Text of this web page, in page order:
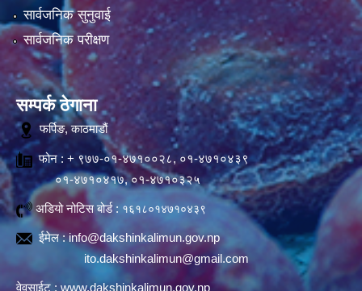
सार्वजनिक सुनुवाई
सार्वजनिक परीक्षण
सम्पर्क ठेगाना
फर्पिङ, काठमाडौं
फोन : + ९७७-०१-४७१००२८, ०१-४७१०४३९
०१-४७१०४१७, ०१-४७१०३२५
अडियो नोटिस बोर्ड : १६१८०१४७१०४३९
ईमेल :info@dakshinkalimun.gov.np
ito.dakshinkalimun@gmail.com
वेवसाईट : www.dakshinkalimun.gov.np